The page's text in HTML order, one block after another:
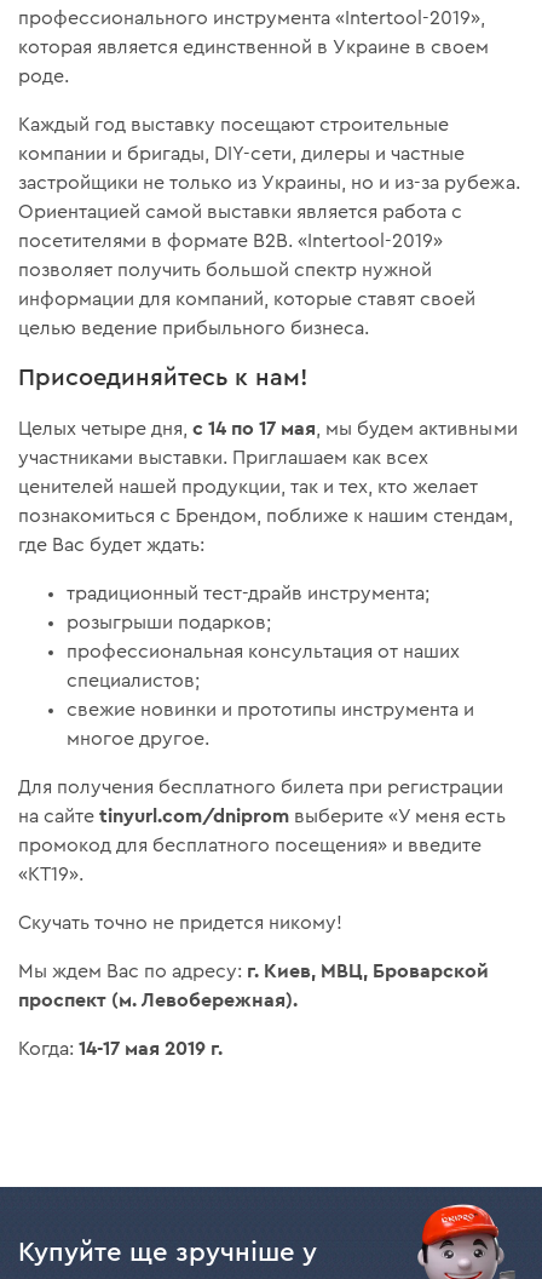
профессионального инструмента «Intertool-2019»,
которая является единственной в Украине в своем
роде.
Каждый год выставку посещают строительные
компании и бригады, DIY-сети, дилеры и частные
застройщики не только из Украины, но и из-за рубежа.
Ориентацией самой выставки является работа с
посетителями в формате B2B. «Intertool-2019»
позволяет получить большой спектр нужной
информации для компаний, которые ставят своей
целью ведение прибыльного бизнеса.
Присоединяйтесь к нам!
Целых четыре дня,с 14 по 17 мая , мы будем активными
участниками выставки. Приглашаем как всех
ценителей нашей продукции, так и тех, кто желает
познакомиться с Брендом, поближе к нашим стендам,
где Вас будет ждать:
традиционный тест-драйв инструмента;
розыгрыши подарков;
профессиональная консультация от наших
специалистов;
свежие новинки и прототипы инструмента и
многое другое.
Для получения бесплатного билета при регистрации
на сайтеtinyurl.com/dniprom выберите «У меня есть
промокод для бесплатного посещения» и введите
«KT19».
Скучать точно не придется никому!
Мы ждем Вас по адресу: г. Киев, МВЦ, Броварской
проспект (м. Левобережная).
Когда:14-17 мая 2019 г.
Купуйте ще зручніше у